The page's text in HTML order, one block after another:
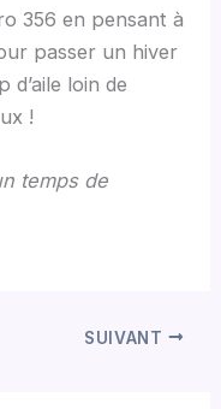
356 en pensant à
passer un hiver
loin de
!
temps de
SUIVANT